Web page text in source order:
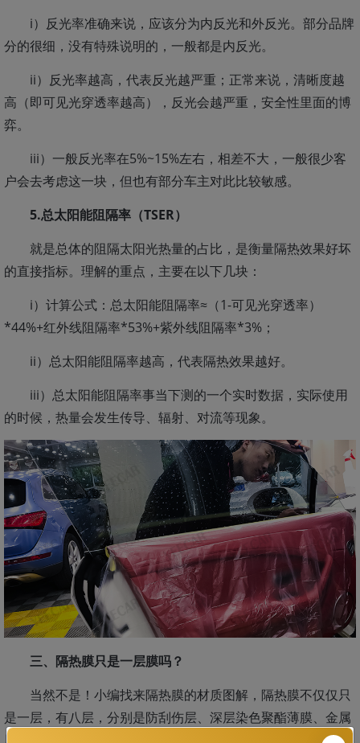
i）反光率准确来说，应该分为内反光和外反光。部分品牌
分的很细，没有特殊说明的，一般都是内反光。
ii）反光率越高，代表反光越严重；正常来说，清晰度越
高（即可见光穿透率越高），反光会越严重，安全性里面的博
弈。
iii）一般反光率在5%~15%左右，相差不大，一般很少客
户会去考虑这一块，但也有部分车主对此比较敏感。
5.总太阳能阻隔率（TSER）
就是总体的阻隔太阳光热量的占比，是衡量隔热效果好坏
的直接指标。理解的重点，主要在以下几块：
i）计算公式：总太阳能阻隔率≈（1-可见光穿透率）
*44%+红外线阻隔率*53%+紫外线阻隔率*3%；
ii）总太阳能阻隔率越高，代表隔热效果越好。
iii）总太阳能阻隔率事当下测的一个实时数据，实际使用
的时候，热量会发生传导、辐射、对流等现象。
三、隔热膜只是一层膜吗？
当然不是！小编找来隔热膜的材质图解，隔热膜不仅仅只
是一层，有八层，分别是防刮伤层、深层染色聚酯薄膜、金属